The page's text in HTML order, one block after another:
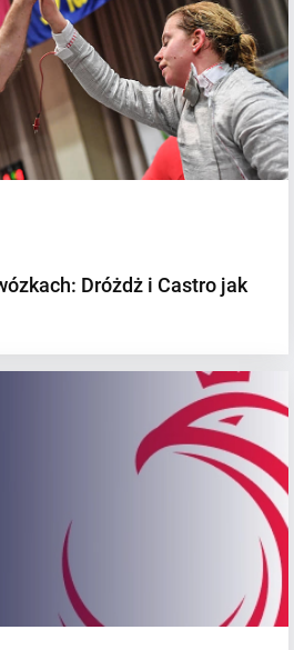
Dróżdż i Castro jak